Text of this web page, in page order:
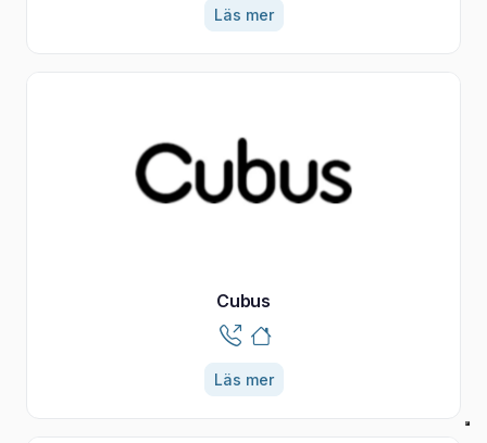
Läs mer
Cubus
Läs mer